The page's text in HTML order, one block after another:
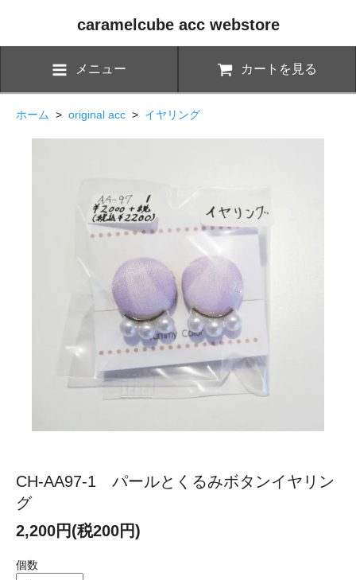
caramelcube acc webstore
メニュー カートを見る
ホーム > original acc > イヤリング
CH-AA97-1 パールとくるみボタンイヤリン
グ
2,200円(税200円)
個数